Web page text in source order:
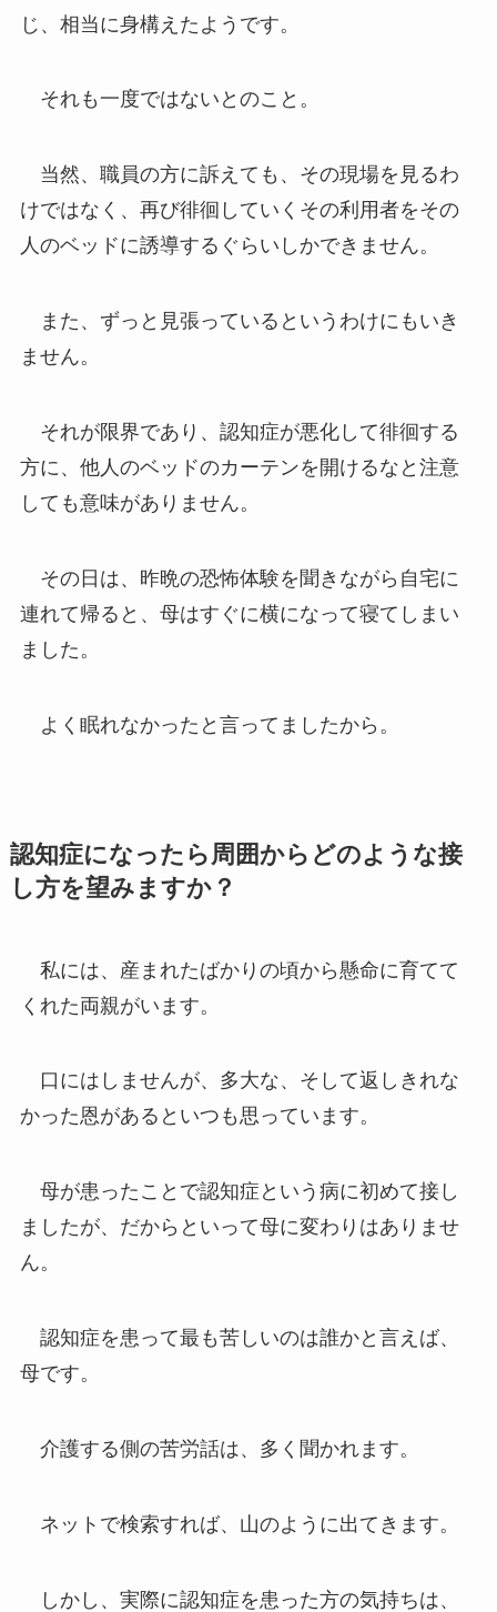
じ、相当に身構えたようです。
それも一度ではないとのこと。
当然、職員の方に訴えても、その現場を見るわ
けではなく、再び徘徊していくその利用者をその
人のベッドに誘導するぐらいしかできません。
また、ずっと見張っているというわけにもいき
ません。
それが限界であり、認知症が悪化して徘徊する
方に、他人のベッドのカーテンを開けるなと注意
しても意味がありません。
その日は、昨晩の恐怖体験を聞きながら自宅に
連れて帰ると、母はすぐに横になって寝てしまい
ました。
よく眠れなかったと言ってましたから。
認知症になったら周囲からどのような接
し方を望みますか？
私には、産まれたばかりの頃から懸命に育てて
くれた両親がいます。
口にはしませんが、多大な、そして返しきれな
かった恩があるといつも思っています。
母が患ったことで認知症という病に初めて接し
ましたが、だからといって母に変わりはありませ
ん。
認知症を患って最も苦しいのは誰かと言えば、
母です。
介護する側の苦労話は、多く聞かれます。
ネットで検索すれば、山のように出てきます。
しかし、実際に認知症を患った方の気持ちは、